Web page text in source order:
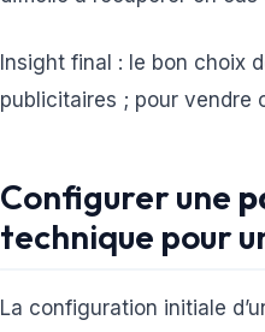
Insight final : le bon choix
publicitaires ; pour vendre
Configurer une
technique pour
La configuration initiale